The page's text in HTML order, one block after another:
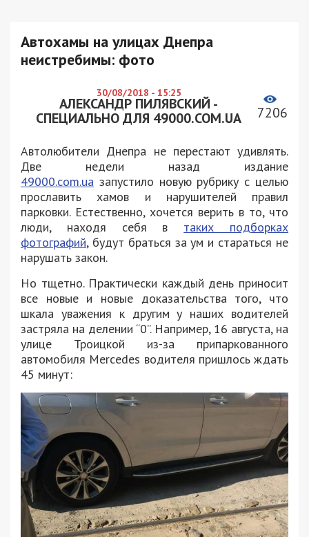
Автохамы на улицах Днепра
неистребимы: фото
30/08/2018 - 15:25
АЛЕКСАНДР ПИЛЯВСКИЙ -
СПЕЦИАЛЬНО ДЛЯ 49000.COM.UA
7206
Автолюбители Днепра не перестают удивлять.
Две недели назад издание
49000.com.ua запустило новую рубрику с целью
прославить хамов и нарушителей правил
парковки. Естественно, хочется верить в то, что
люди, находя себя в таких подборках
фотографий, будут браться за ум и стараться не
нарушать закон.
Но тщетно. Практически каждый день приносит
все новые и новые доказательства того, что
шкала уважения к другим у наших водителей
застряла на делении “0”. Например, 16 августа, на
улице Троицкой из-за припаркованного
автомобиля Mercedes водителя пришлось ждать
45 минут: